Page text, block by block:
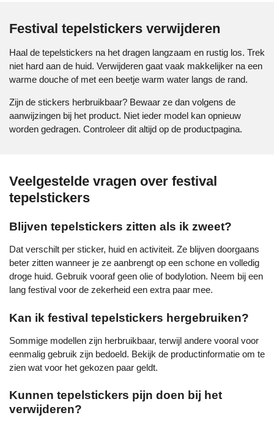
Festival tepelstickers verwijderen
Haal de tepelstickers na het dragen langzaam en rustig los. Trek
niet hard aan de huid. Verwijderen gaat vaak makkelijker na een
warme douche of met een beetje warm water langs de rand.
Zijn de stickers herbruikbaar? Bewaar ze dan volgens de
aanwijzingen bij het product. Niet ieder model kan opnieuw
worden gedragen. Controleer dit altijd op de productpagina.
Veelgestelde vragen over festival
tepelstickers
Blijven tepelstickers zitten als ik zweet?
Dat verschilt per sticker, huid en activiteit. Ze blijven doorgaans
beter zitten wanneer je ze aanbrengt op een schone en volledig
droge huid. Gebruik vooraf geen olie of bodylotion. Neem bij een
lang festival voor de zekerheid een extra paar mee.
Kan ik festival tepelstickers hergebruiken?
Sommige modellen zijn herbruikbaar, terwijl andere vooral voor
eenmalig gebruik zijn bedoeld. Bekijk de productinformatie om te
zien wat voor het gekozen paar geldt.
Kunnen tepelstickers pijn doen bij het
verwijderen?